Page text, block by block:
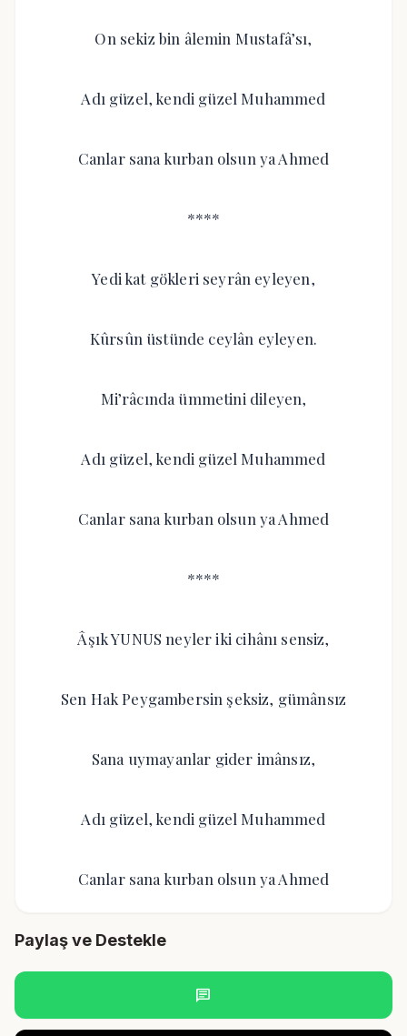
On sekiz bin âlemin Mustafâ’sı,
Adı güzel, kendi güzel Muhammed
Canlar sana kurban olsun ya Ahmed
****
Yedi kat gökleri seyrân eyleyen,
Kûrsûn üstünde ceylân eyleyen.
Mi’râcında ümmetini dileyen,
Adı güzel, kendi güzel Muhammed
Canlar sana kurban olsun ya Ahmed
****
Âşık YUNUS neyler iki cihânı sensiz,
Sen Hak Peygambersin şeksiz, gümânsız
Sana uymayanlar gider imânsız,
Adı güzel, kendi güzel Muhammed
Canlar sana kurban olsun ya Ahmed
Paylaş ve Destekle
chat